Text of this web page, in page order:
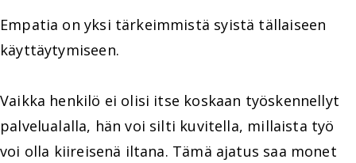
Empatia on yksi tärkeimmistä syistä tällaiseen
käyttäytymiseen.
Vaikka henkilö ei olisi itse koskaan työskennellyt
palvelualalla, hän voi silti kuvitella, millaista työ
voi olla kiireisenä iltana. Tämä ajatus saa monet